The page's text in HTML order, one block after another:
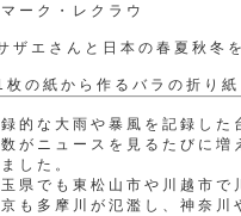
ク・レクラウ
ザエさんと日本の春夏秋冬
枚の紙から作るバラの折り紙
的な大雨や暴風を記録し
がニュースを見るたびに増
した。
県でも東松山市や川越市で
も多摩川が氾濫し、神奈川